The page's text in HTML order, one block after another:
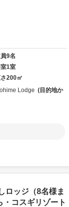
9名
1室
200㎡
Lodge
目的地か
ロッジ（8名様ま
コスギリゾート